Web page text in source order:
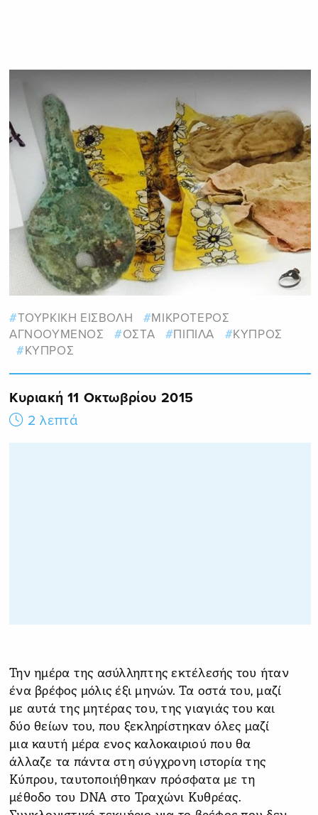
ΤΟΥΡΚΙΚΗ ΕΙΣΒΟΛΗ
ΜΙΚΡΟΤΕΡΟΣ
ΑΓΝΟΟΥΜΕΝΟΣ
ΟΣΤΑ ΠΙΠΙΛΑ
ΚΥΠΡΟΣ
ΚΥΠΡΟΣ
Κυριακή 11 Οκτωβρίου 2015
2 λεπτά
Την ημέρα της ασύλληπτης εκτέλεσής του ήταν
ένα βρέφος μόλις έξι μηνών. Τα οστά του, μαζί
με αυτά της μητέρας του, της γιαγιάς του και
δύο θείων του, που ξεκληρίστηκαν όλες μαζί
μια καυτή μέρα ενος καλοκαιριού που θα
άλλαζε τα πάντα στη σύγχρονη ιστορία της
Κύπρου, ταυτοποιήθηκαν πρόσφατα με τη
μέθοδο του DNA στο Τραχώνι Κυθρέας.